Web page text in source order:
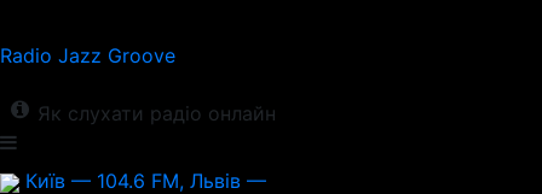
Radio Jazz Groove
Як слухати радіо онлайн
Київ — 104.6 FM, Львів —